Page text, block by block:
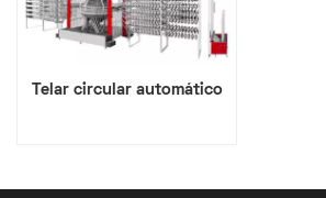
Telar circular automático